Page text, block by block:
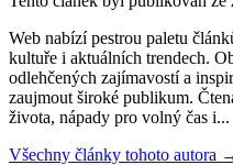
Web nabízí pestrou paletu
kultuře i aktuálních trendech.
odlehčených zajímavostí a
zaujmout široké publikum.
života, nápady pro volný čas i...
Všechny články tohoto autora